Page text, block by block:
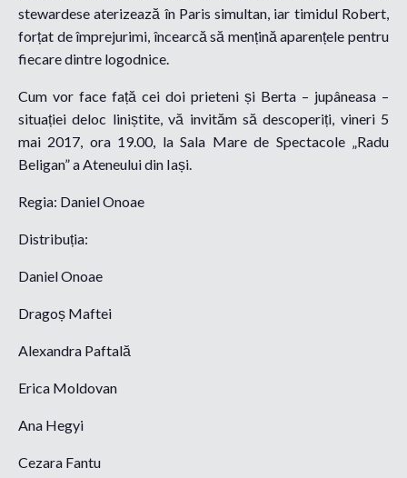
stewardese aterizează în Paris simultan, iar timidul Robert,
forțat de împrejurimi, încearcă să mențină aparențele pentru
fiecare dintre logodnice.
Cum vor face față cei doi prieteni și Berta – jupâneasa –
situației deloc liniștite, vă invităm să descoperiți, vineri 5
mai 2017, ora 19.00, la Sala Mare de Spectacole „Radu
Beligan” a Ateneului din Iași.
Regia: Daniel Onoae
Distribuția:
Daniel Onoae
Dragoș Maftei
Alexandra Paftală
Erica Moldovan
Ana Hegyi
Cezara Fantu